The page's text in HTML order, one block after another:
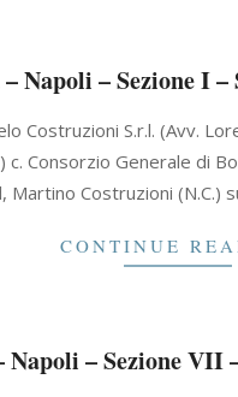
Napoli – Sezione I –
Costruzioni S.r.l. (Avv.
c. Consorzio Generale di
Martino Costruzioni
CONTINUE
– Sezione VII